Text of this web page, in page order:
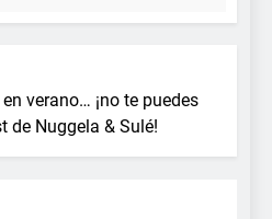
verano… ¡no te puedes
de Nuggela & Sulé!